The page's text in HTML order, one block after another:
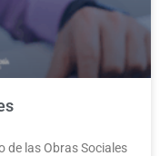
las Obras Sociales